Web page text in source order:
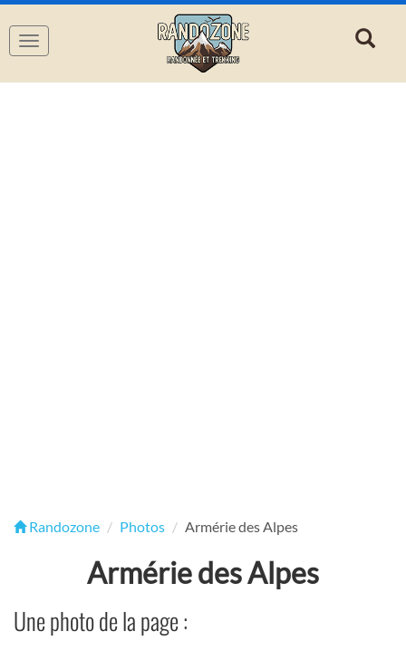
Navigation
Randozone Photos Armérie des Alpes
Armérie des Alpes
Une photo de la page :